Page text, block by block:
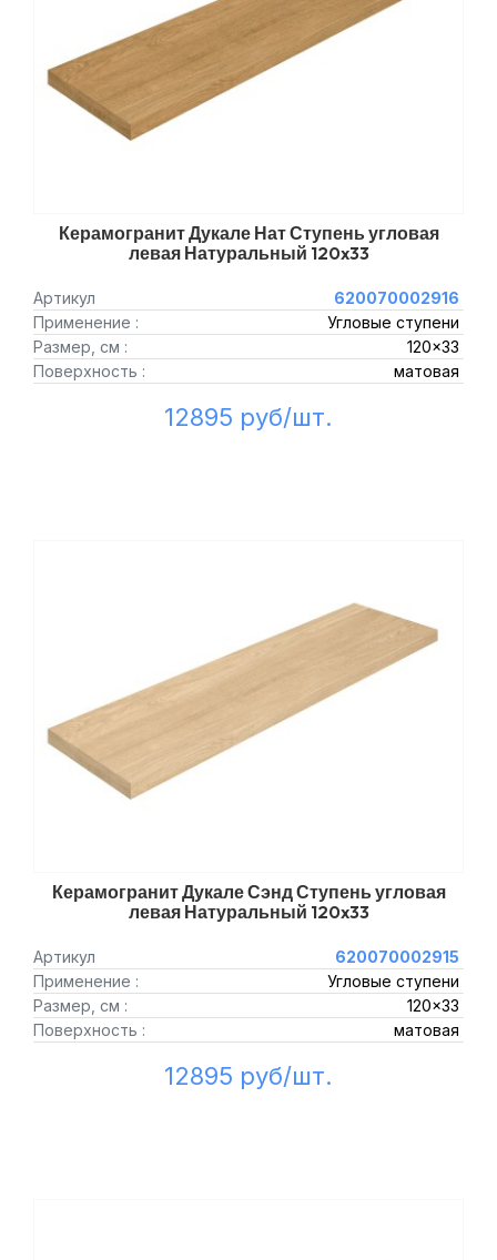
Керамогранит Дукале Нат Ступень угловая
левая Натуральный 120x33
Артикул
620070002916
Применение :
Угловые ступени
Размер, см :
120x33
Поверхность :
матовая
12895 руб/шт.
Керамогранит Дукале Сэнд Ступень угловая
левая Натуральный 120x33
Артикул
620070002915
Применение :
Угловые ступени
Размер, см :
120x33
Поверхность :
матовая
12895 руб/шт.